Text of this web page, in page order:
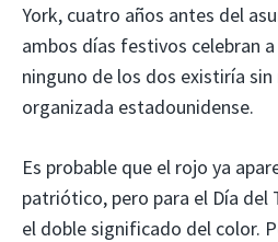
York, cuatro años antes del
ambos días festivos celebran
ninguno de los dos existiría
organizada estadounidense.
Es probable que el rojo ya
patriótico, pero para el Día
el doble significado del color.